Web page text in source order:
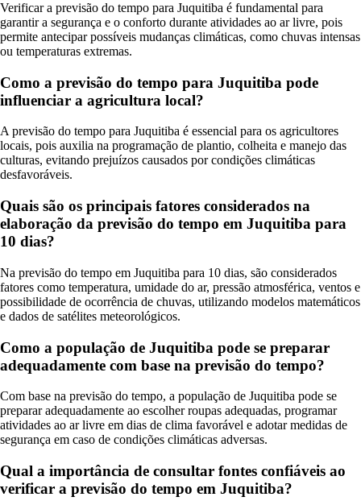
Verificar a previsão do tempo para Juquitiba é fundamental para
garantir a segurança e o conforto durante atividades ao ar livre, pois
permite antecipar possíveis mudanças climáticas, como chuvas intensas
ou temperaturas extremas.
Como a previsão do tempo para Juquitiba pode
influenciar a agricultura local?
A previsão do tempo para Juquitiba é essencial para os agricultores
locais, pois auxilia na programação de plantio, colheita e manejo das
culturas, evitando prejuízos causados por condições climáticas
desfavoráveis.
Quais são os principais fatores considerados na
elaboração da previsão do tempo em Juquitiba para
10 dias?
Na previsão do tempo em Juquitiba para 10 dias, são considerados
fatores como temperatura, umidade do ar, pressão atmosférica, ventos e
possibilidade de ocorrência de chuvas, utilizando modelos matemáticos
e dados de satélites meteorológicos.
Como a população de Juquitiba pode se preparar
adequadamente com base na previsão do tempo?
Com base na previsão do tempo, a população de Juquitiba pode se
preparar adequadamente ao escolher roupas adequadas, programar
atividades ao ar livre em dias de clima favorável e adotar medidas de
segurança em caso de condições climáticas adversas.
Qual a importância de consultar fontes confiáveis ao
verificar a previsão do tempo em Juquitiba?